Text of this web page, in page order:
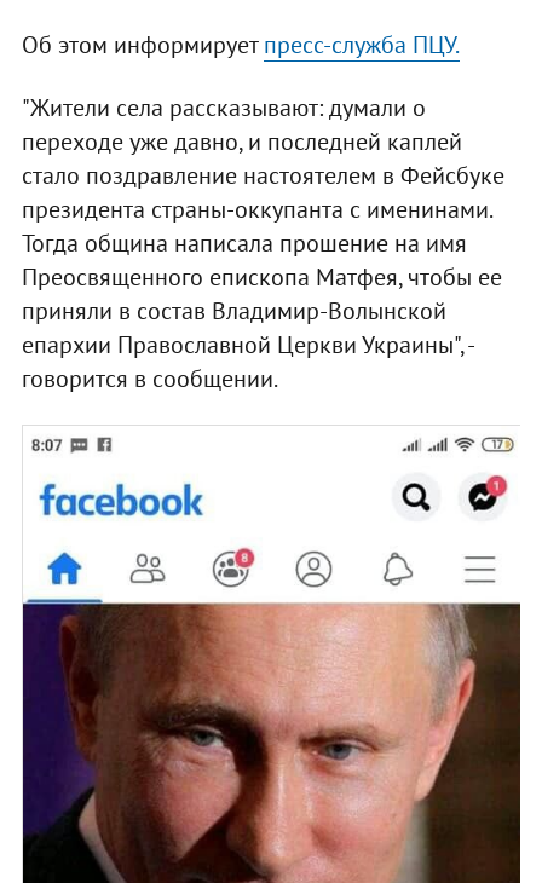
Об этом информируетпресс-служба ПЦУ.
"Жители села рассказывают: думали о
переходе уже давно, и последней каплей
стало поздравление настоятелем в Фейсбуке
президента страны-оккупанта с именинами.
Тогда община написала прошение на имя
Преосвященного епископа Матфея, чтобы ее
приняли в состав Владимир-Волынской
епархии Православной Церкви Украины", -
говорится в сообщении.